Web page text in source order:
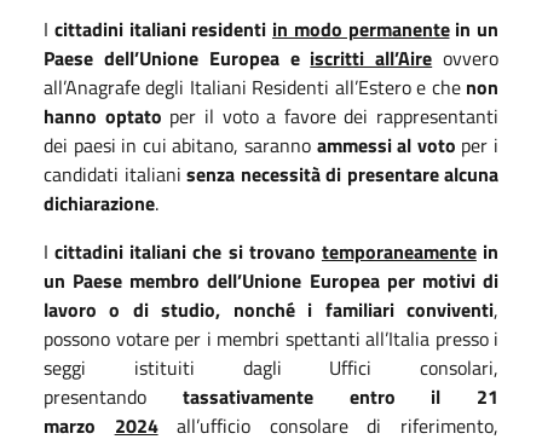
I cittadini italiani residenti in modo permanentein un
Paese dell’Unione Europea e iscritti all’Aire ovvero
all’Anagrafe degli Italiani Residenti all’Estero e che non
hanno optato per il voto a favore dei rappresentanti
dei paesi in cui abitano, saranno ammessi al voto per i
candidati italiani senza necessità di presentare alcuna
dichiarazione.
Icittadini italiani che si trovano temporaneamentein
un Paese membro dell’Unione Europea per motivi di
lavoro o di studio, nonché i familiari conviventi,
possono votare per i membri spettanti all’Italia presso i
seggi istituiti dagli Uffici consolari,
presentando tassativamente entro il 21
marzo
2024all’ufficio consolare di riferimento,